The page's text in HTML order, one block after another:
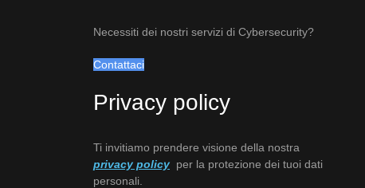
Necessiti dei nostri servizi di Cybersecurity?
Contattaci
Privacy policy
Ti invitiamo prendere visione della nostra
privacy policy per la protezione dei tuoi dati
personali.